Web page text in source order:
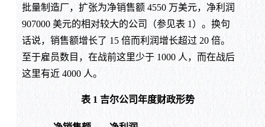
批量制造厂，扩张为净销售额 4550 万美元，净利润
907000 美元的相对较大的公司（参见表 1）。换句
话说，销售额增长了 15 倍而利润增长超过 20 倍。
至于雇员数目，在战前这里少于 1000 人，而在战后
这里有近 4000 人。
表 1 吉尔公司年度财政形势